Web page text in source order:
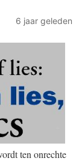
6 jaar geleden
ten onrechte